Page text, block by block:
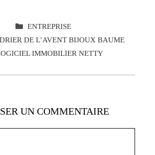
CATÉGORIES
ENTREPRISE
DE L’AVENT BIJOUX BAUME
IMMOBILIER NETTY
UN COMMENTAIRE